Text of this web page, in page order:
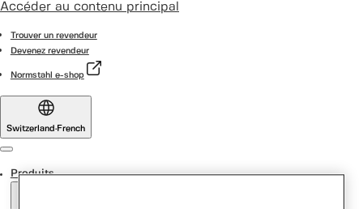
Accéder au contenu principal
Trouver un revendeur
Devenez revendeur
Normstahl e-shop
Switzerland ·French
Produits